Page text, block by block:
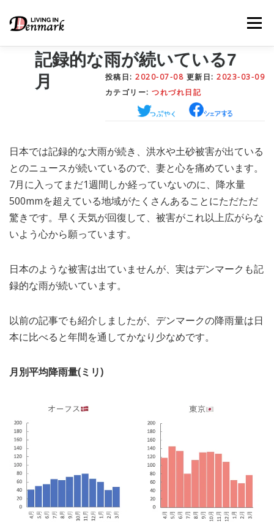
メニュー
– 生活便利帳 FOOD– ごはん事情
STUDY – 留学関連情報
WORK– デンマークの働き方
OUR INSIGHT – 日本人の考察
MEDIA– メディア掲載
EVERYDAY– 日常ブログ
ABOUT US- サイトについて
記録的な雨が続いている7
月
投稿日: 2020-07-08 更新日: 2023-03-09
カテゴリー: つれづれ日記
日本では記録的な大雨が続き、洪水や土砂被害が出ている
とのニュースが続いているので、妻と心を痛めています。
7月に入ってまだ1週間しか経っていないのに、降水量
500mmを超えている地域がたくさんあることにただただ
驚きです。早く天気が回復して、被害がこれ以上広がらな
いよう心から願っています。
日本のような被害は出ていませんが、実はデンマークも記
録的な雨が続いています。
以前の記事でも紹介しましたが、デンマークの降雨量は日
本に比べると年間を通してかなり少なめです。
月別平均降雨量(ミリ)